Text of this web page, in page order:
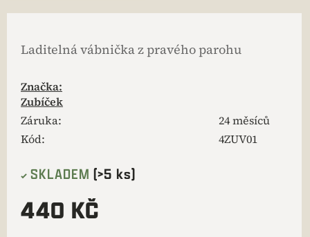
Laditelná vábnička z pravého parohu
Značka:
Zubíček
Záruka:
24 měsíců
Kód:
4ZUV01
SKLADEM (>5 ks)
440 KČ